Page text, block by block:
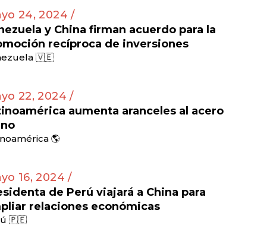
24, 2024 /
y China firman acuerdo para la
recíproca de inversiones
🇻🇪
22, 2024 /
aumenta aranceles al acero
🌎
16, 2024 /
de Perú viajará a China para
relaciones económicas
🇵🇪